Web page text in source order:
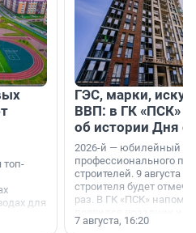
топ-
для
ГЭС, марки,
ВВП: в ГК «ПСК»
об истории Дня
2026-й — юбилейный
профессионального
строителей. 9 августа
строителя будет
раз. В ГК «ПСК»
поменялась роль
7 августа, 16:20